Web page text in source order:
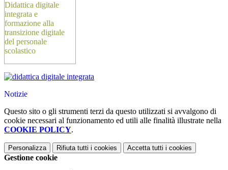
Didattica digitale
integrata e
formazione alla
transizione digitale
del personale
scolastico
Notizie
Questo sito o gli strumenti terzi da questo utilizzati si avvalgono di
cookie necessari al funzionamento ed utili alle finalità illustrate nella
COOKIE POLICY.
Personalizza Rifiuta tutti i cookies Accetta tutti i cookies
Gestione cookie